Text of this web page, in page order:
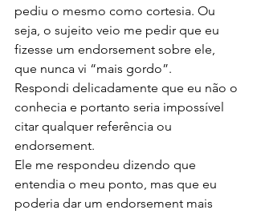
pediu o mesmo como cortesia. Ou
seja, o sujeito veio me pedir que eu
fizesse um endorsement sobre ele,
que nunca vi “mais gordo”.
Respondi delicadamente que eu não o
conhecia e portanto seria impossível
citar qualquer referência ou
endorsement.
Ele me respondeu dizendo que
entendia o meu ponto, mas que eu
poderia dar um endorsement mais